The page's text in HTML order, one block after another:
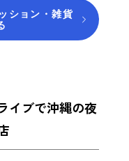
ション・雑貨
イブで沖縄の夜